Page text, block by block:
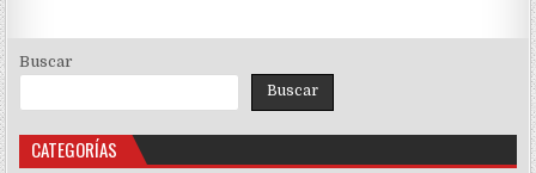
Buscar
Buscar
CATEGORÍAS